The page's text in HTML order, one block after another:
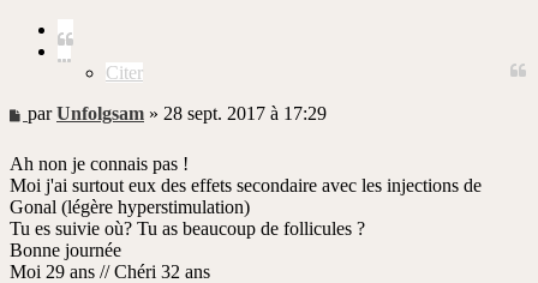
Citer
Message
lu
parUnfolgsam » 28 sept. 2017 à 17:29
Ah non je connais pas !
Moi j'ai surtout eux des effets secondaire avec les injections de
Gonal (légère hyperstimulation)
Tu es suivie où? Tu as beaucoup de follicules ?
Bonne journée
Moi 29 ans // Chéri 32 ans